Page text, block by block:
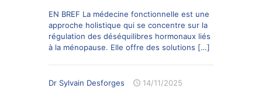
EN BREF La médecine fonctionnelle est une
approche holistique qui se concentre sur la
régulation des déséquilibres hormonaux liés
à la ménopause. Elle offre des solutions […]
Dr Sylvain Desforges 14/11/2025